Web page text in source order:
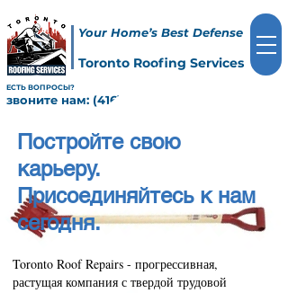
Toronto Roofing Services
звоните нам: (416) 247-2769
ЕСТЬ ВОПРОСЫ?
Your Home’s Best Defense
Toronto Roof Repairs - прогрессивная,
растущая компания с твердой трудовой
Постройте свою
карьеру.
Присоединяйтесь к нам
сегодня.